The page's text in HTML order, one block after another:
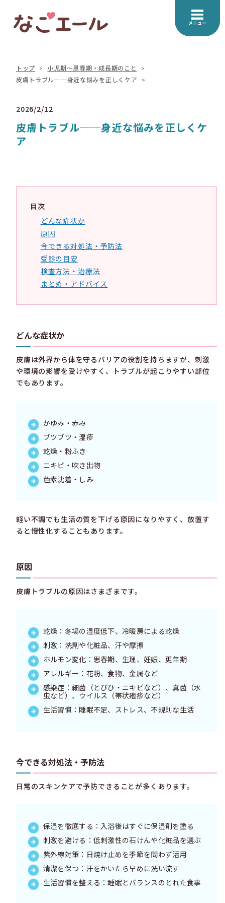
メニュー
トップ
小児期～思春期・成長期のこと
皮膚トラブル──身近な悩みを正しくケア
2026/2/12
皮膚トラブル──身近な悩みを正しくケ
ア
目次
どんな症状か
原因
今できる対処法・予防法
受診の目安
検査方法・治療法
まとめ・アドバイス
どんな症状か
皮膚は外界から体を守るバリアの役割を持ちますが、刺激
や環境の影響を受けやすく、トラブルが起こりやすい部位
でもあります。
かゆみ・赤み
ブツブツ・湿疹
乾燥・粉ふき
ニキビ・吹き出物
色素沈着・しみ
軽い不調でも生活の質を下げる原因になりやすく、放置す
ると慢性化することもあります。
原因
皮膚トラブルの原因はさまざまです。
乾燥：冬場の湿度低下、冷暖房による乾燥
刺激：洗剤や化粧品、汗や摩擦
ホルモン変化：思春期、生理、妊娠、更年期
アレルギー：花粉、食物、金属など
感染症：細菌（とびひ・ニキビなど）、真菌（水
虫など）、ウイルス（帯状疱疹など）
生活習慣：睡眠不足、ストレス、不規則な生活
今できる対処法・予防法
日常のスキンケアで予防できることが多くあります。
保湿を徹底する：入浴後はすぐに保湿剤を塗る
刺激を避ける：低刺激性の石けんや化粧品を選ぶ
紫外線対策：日焼け止めを季節を問わず活用
清潔を保つ：汗をかいたら早めに洗い流す
生活習慣を整える：睡眠とバランスのとれた食事